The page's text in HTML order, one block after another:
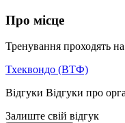
Про місце
Тренування проходять
Тхеквондо (ВТФ)
Відгуки Відгуки про
Залиште свій відгук